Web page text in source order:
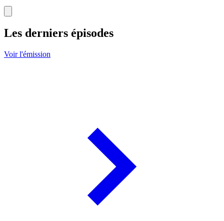
Les derniers épisodes
Voir l'émission